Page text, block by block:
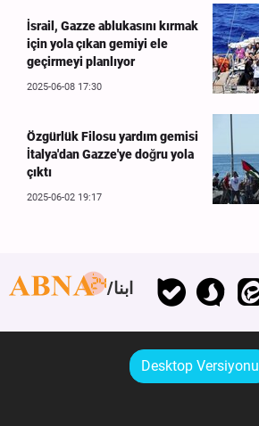
İsrail, Gazze ablukasını kırmak
için yola çıkan gemiyi ele
geçirmeyi planlıyor
2025-06-08 17:30
Özgürlük Filosu yardım gemisi
İtalya'dan Gazze'ye doğru yola
çıktı
2025-06-02 19:17
ابنا
Desktop Versiyonu